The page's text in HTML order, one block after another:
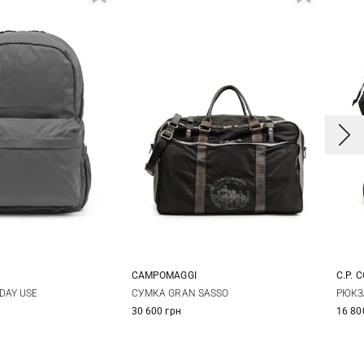
One Size
USE
One Size
CAMPOMAGGI
СУМКА GRAN SASSO
30 600 грн
C.P.
16